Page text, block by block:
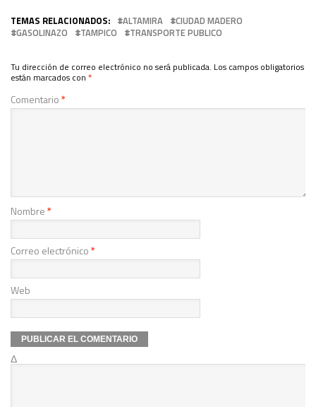
TEMAS RELACIONADOS: ALTAMIRA
CIUDAD MADERO
GASOLINAZO
TAMPICO TRANSPORTE PUBLICO
Tu dirección de correo electrónico no será publicada. Los campos obligatorios
están marcados con *
Comentario*
Nombre*
Correo electrónico*
Web
Δ